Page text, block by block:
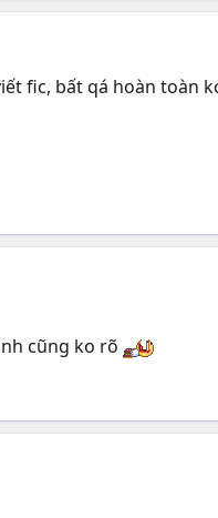
fic, bất qá hoàn toàn
cũng ko rõ